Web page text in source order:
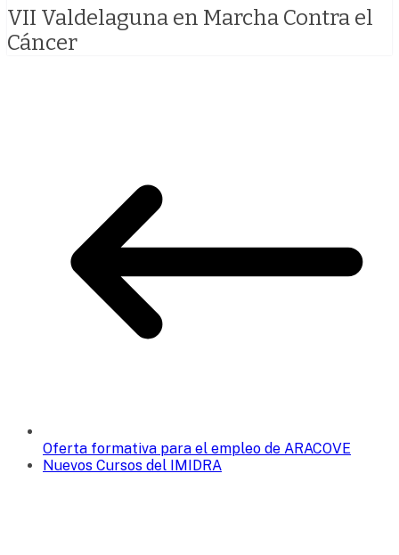
VII Valdelaguna en Marcha Contra el
Cáncer
Oferta formativa para el empleo de ARACOVE
Nuevos Cursos del IMIDRA